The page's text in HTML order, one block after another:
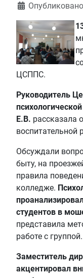
Информация о
ЦСППС.
Руководитель
Е.В. рассказала
воспитательной
Обсуждали
быту, на
правила
колледже.
студентов в
представила
работе с группой.
Заместитель
акцентировал